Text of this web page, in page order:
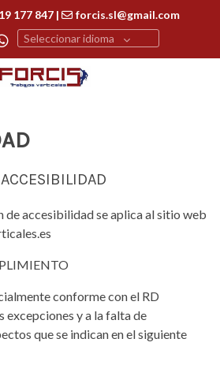
177 847 |
forcis.sl@gmail.com
Seleccionar idioma
de accesibilidad se aplica al sitio web
conforme con el RD
y a la falta de
que se indican en el siguiente